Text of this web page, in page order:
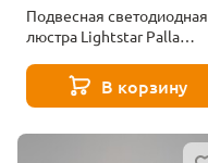
Подвесная светодиодная
люстра Lightstar Palla
В корзину